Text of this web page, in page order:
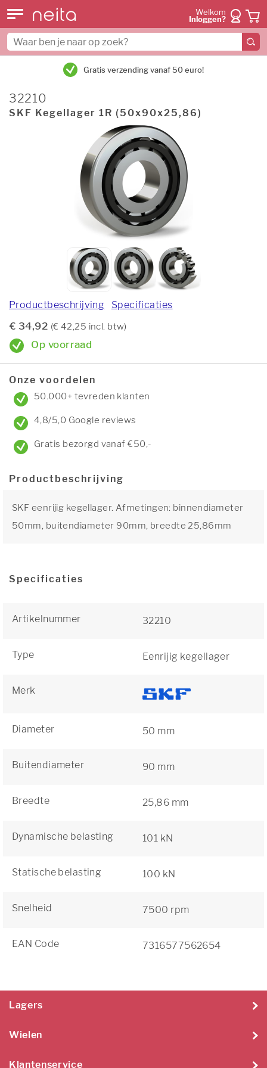
Welkom
Inloggen?
Gratis verzending vanaf 50 euro!
32210
SKF Kegellager 1R (50x90x25,86)
Productbeschrijving Specificaties
€ 34,92 (€ 42,25 incl. btw)
Op voorraad
Onze voordelen
50.000+ tevreden klanten
4,8/5,0 Google reviews
Gratis bezorgd vanaf €50,-
Productbeschrijving
SKF eenrijig kegellager. Afmetingen: binnendiameter
50mm, buitendiameter 90mm, breedte 25,86mm
Specificaties
Artikelnummer 32210
Type Eenrijig kegellager
Merk
Diameter 50 mm
Buitendiameter 90 mm
Breedte 25,86 mm
Dynamische belasting 101 kN
Statische belasting 100 kN
Snelheid 7500 rpm
EAN Code 7316577562654
Lagers
Wielen
Klantenservice